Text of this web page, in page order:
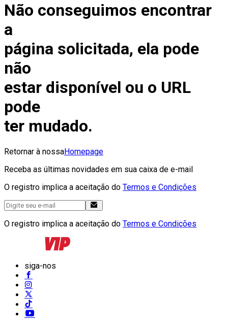
Não conseguimos encontrar
a
página solicitada, ela pode
não
estar disponível ou o URL
pode
ter mudado.
Retornar à nossaHomepage
Receba as últimas novidades em sua caixa de e-mail
O registro implica a aceitação do Termos e Condições
O registro implica a aceitação do Termos e Condições
siga-nos